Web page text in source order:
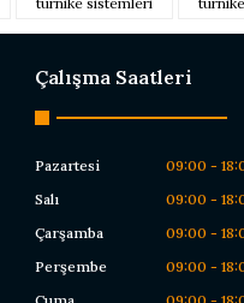
Çalışma Saatleri
Pazartesi
09:00 -
Salı
09:00 -
Çarşamba
09:00 -
Perşembe
09:00 -